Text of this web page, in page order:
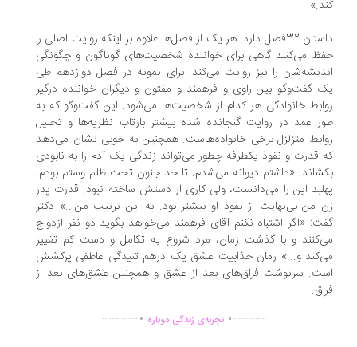
داستان 32فصل دارد. هر یک از فصل‌ها علاوه بر اینکه روایت اصلی را
می‌کنند گاهی برای خواننده شخصیت‌های گوناگون و چگونگی
را نیز روایت می‌کند. برای نمونه در فصل دوازدهم طی
گفت‌وگو بین راوی و فرهمند و مفتون و دیگران خواننده درگیر
خانوادگی هر کدام از شخصیت‌ها می‌شود. این گفت‌وگو که به
عمد در روایت گنجانده شده بیشتر بازتاب نظریه‌ها و تحلیل
متزلزل برخی خانواده‌هاست. همچنین به خوبی نشان می‌دهد
قدرت و نفوذ یکطرفه چطور می‌تواند زندگی یک آدم را به نابودی
«داشتم دیوانه می‌شدم. تا حد جنون تحت ظلم وستم بودم.
این را می‌دانست، ولی کاری از دستش ساخته نبود. قدرت پدر
من بی‌نهایت از نفوذ او بیشتر بود. به این ترتیب من...» دکتر
«اگر اشتباه نکنم آقای فرهمند می‌خواهد بگوید دو نفر ازدواج
و با گذشت زمان، مرد شروع به تکامل و دست کم تغییر
و...» رمان جذابیت عشق یک درهم تنیدگی عاطفی پرکشش
سرنوشت فراق‌های بعد از عشق و همچنین عشق‌های بعد از
............... .تجربه‌ی زندگی دوباره ...............